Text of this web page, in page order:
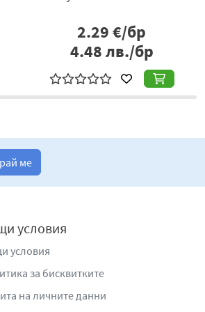
намира в горната страна на
електрическата мрежа.
да се проветри добре.
2.29€/бр
4.48лв./бр
ме
условия
условия
за бисквитките
на личните данни